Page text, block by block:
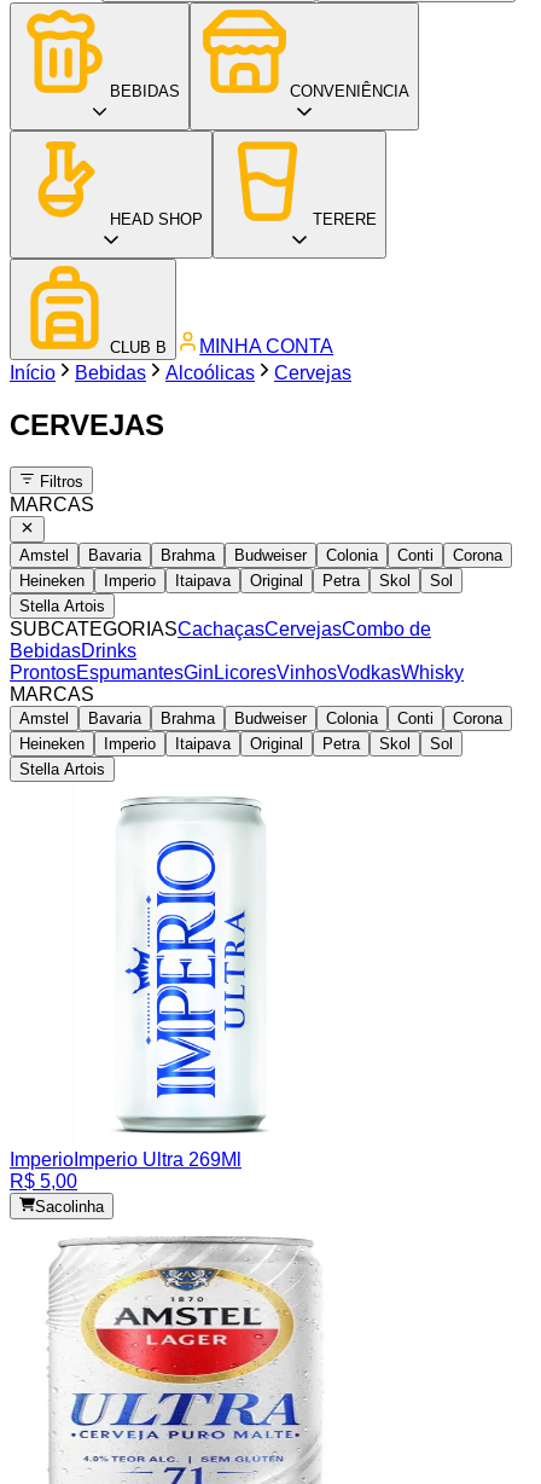
BEBIDAS CONVENIÊNCIA
HEAD SHOP TERERE
CLUB B
MINHA CONTA
Início
Bebidas Alcoólicas Cervejas
CERVEJAS
Filtros
MARCAS
Amstel Bavaria Brahma Budweiser Colonia Conti
Corona
Heineken
Imperio Itaipava Original Petra Skol
Sol
Stella Artois
SUBCATEGORIASCachaçasCervejasCombo de
BebidasDrinks
ProntosEspumantesGin LicoresVinhosVodkasWhisky
MARCAS
Amstel Bavaria Brahma Budweiser Colonia Conti
Corona
Heineken
Imperio Itaipava Original Petra Skol
Sol
Stella Artois
Imperio Imperio Ultra 269Ml
R$ 5,00
Sacolinha